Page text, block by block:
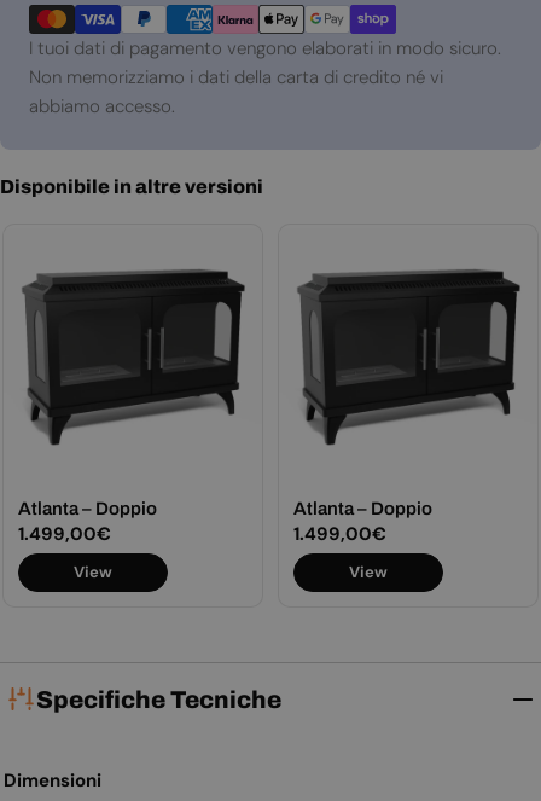
di
pagamento
I tuoi dati di pagamento vengono elaborati in modo sicuro.
Non memorizziamo i dati della carta di credito né vi
abbiamo accesso.
Disponibile in altre versioni
Atlanta – Doppio
Prezzo
normale
1.499,00€
View
Atlanta – Doppio
Prezzo
normale
1.499,00€
View
Specifiche Tecniche
Dimensioni